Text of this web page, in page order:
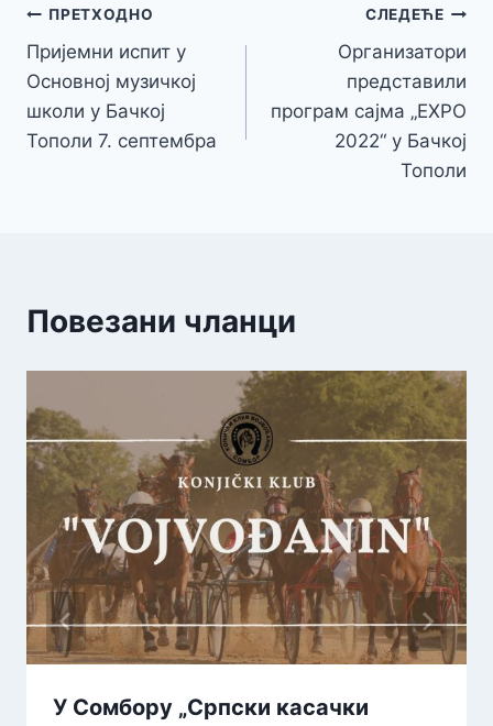
Кретање
чланка
ПРЕТХОДНО
Пријемни испит у
Основној музичкој
школи y Бачкој
Тополи 7. септембра
СЛЕДЕЋЕ
Организатори
представили
програм сајма „EXPO
2022“ у Бачкој
Тополи
Повезани чланци
У Сомбору „Српски касачки